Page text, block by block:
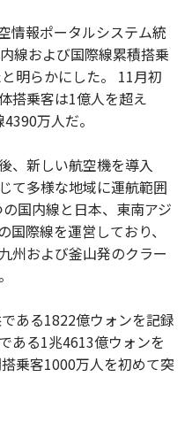
情報ポータルシステム統
線および国際線累積搭乗
明らかにした。 11月初
搭乗客は1億人を超え
万人だ。
、新しい航空機を導入
て多様な地域に運航範囲
国内線と日本、東南アジ
国際線を運営しており、
州および釜山発のクラー
ある1822億ウォンを記録
ある1兆4613億ウォンを
乗客1000万人を初めて突